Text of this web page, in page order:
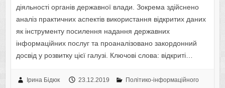
діяльності органів державної влади. Зокрема здійснено
аналіз практичних аспектів використання відкритих даних
як інструменту посилення надання державних
інформаційних послуг та проаналізовано закордонний
досвід у розвитку цієї галузі. Ключові слова: відкриті…
Ірина Бідюк 23.12.2019
Політико-інформаційного